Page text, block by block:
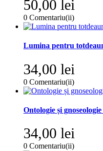
50,00 lei
0 Comentariu(ii)
Lumina pentru
34,00 lei
0 Comentariu(ii)
Ontologie și
34,00 lei
0 Comentariu(ii)